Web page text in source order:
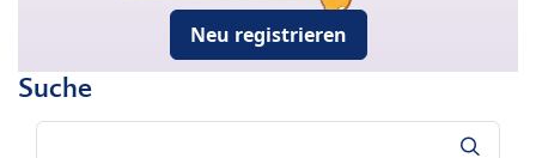
Neu registrieren
Suche